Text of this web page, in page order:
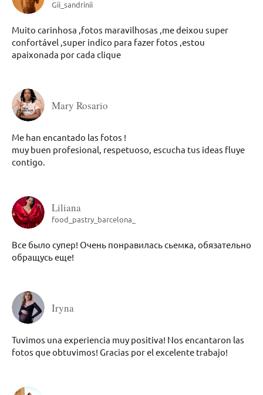
Gii_sandrinii
Muito carinhosa ,fotos maravilhosas ,me deixou super
confortável ,super indico para fazer fotos ,estou
apaixonada por cada clique
Mary Rosario
Me han encantado las fotos !
muy buen profesional, respetuoso, escucha tus ideas fluye
contigo.
Liliana
food_pastry_barcelona_
Все было супер! Очень понравилась сьемка, обязательно
обращусь еще!
Iryna
Tuvimos una experiencia muy positiva! Nos encantaron las
fotos que obtuvimos! Gracias por el excelente trabajo!